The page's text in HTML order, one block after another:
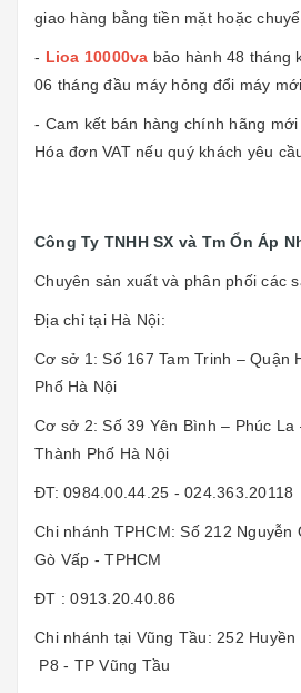
giao hàng bằng tiền mặt hoặc
- Lioa 10000va bảo hành 48 tháng
06 tháng đầu máy hỏng đổi máy mới
- Cam kết bán hàng chính hãng mới
Hóa đơn VAT nếu quý khách yêu
Công Ty TNHH SX và Tm Ổn Áp
Chuyên sản xuất và phân phối các
Địa chỉ tại Hà Nội:
Cơ sở 1: Số 167 Tam Trinh – Quận
Phố Hà Nội
Cơ sở 2: Số 39 Yên Bình – Phúc
Thành Phố Hà Nội
ĐT: 0984.00.44.25 - 024.363.20118
Chi nhánh TPHCM: Số 212 Nguyễn
Gò Vấp - TPHCM
ĐT : 0913.20.40.86
Chi nhánh tại Vũng Tầu: 252 Huyền
P8 - TP Vũng Tầu